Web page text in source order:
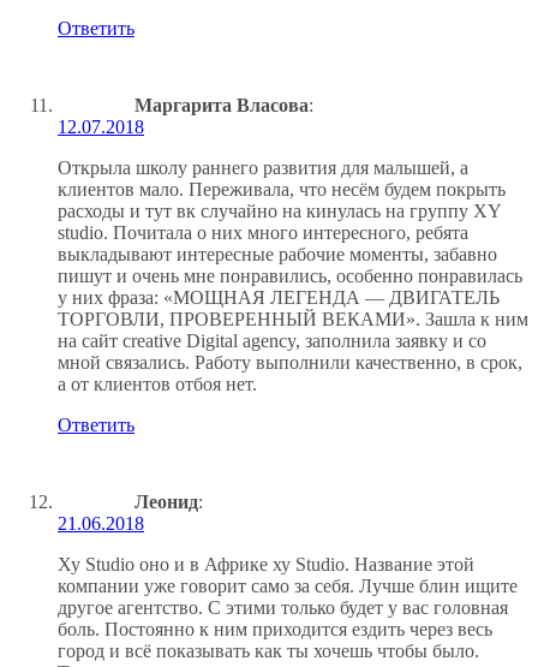
Ответить
Маргарита Власова:
12.07.2018
Открыла школу раннего развития для малышей, а
клиентов мало. Переживала, что несём будем покрыть
расходы и тут вк случайно на кинулась на группу XY
studio. Почитала о них много интересного, ребята
выкладывают интересные рабочие моменты, забавно
пишут и очень мне понравились, особенно понравилась
у них фраза: «МОЩНАЯ ЛЕГЕНДА — ДВИГАТЕЛЬ
ТОРГОВЛИ, ПРОВЕРЕННЫЙ ВЕКАМИ». Зашла к ним
на сайт creative Digital agency, заполнила заявку и со
мной связались. Работу выполнили качественно, в срок,
а от клиентов отбоя нет.
Ответить
Леонид:
21.06.2018
Ху Studio оно и в Африке ху Studio. Название этой
компании уже говорит само за себя. Лучше блин ищите
другое агентство. С этими только будет у вас головная
боль. Постоянно к ним приходится ездить через весь
город и всё показывать как ты хочешь чтобы было.